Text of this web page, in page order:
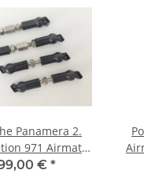
Panamera 2.
971 Airmatic
€ *